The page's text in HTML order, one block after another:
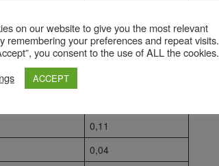
0,02
0,05
0,11
0,04
on our website to give you the most relevant
remembering your preferences and repeat visits.
you consent to the use of ALL the cookies.
ACCEPT